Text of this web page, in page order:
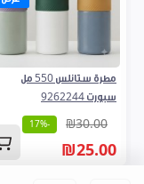
مطرة ستانلس 550 مل
سبورت 9262244
₪30.00
-17%
₪25.00